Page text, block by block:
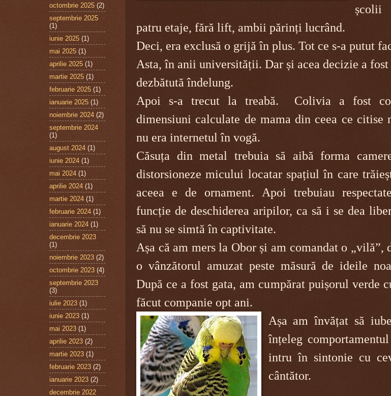
școlii
patru etaje, fără lift, ambii părinți lucrând.
Deci, era exclusă o grijă în plus. Tot ce s-a putut
Asta, în anii universității. Dar și acea decizie a fost
dezbătută îndelung.
Apoi s-a trecut la treabă. Colivia a fost
dimensiuni calculate de mama din ceea ce citise
nu era internetul în vogă.
Căsuța din metal trebuia să aibă forma
distorsioneze micului locatar spațiul în care
aceea e de ornament. Apoi trebuiau
funcție de deschiderea aripilor, ca să i se dea
să nu se simtă în captivitate.
Așa că am mers la Obor și am comandat o „vilă”,
o vânzătorul amuzat peste măsură de ideile
După ce a fost gata, am cumpărat puișorul verde
făcut companie opt ani.
Așa am învățat să
înțeleg
intru în sintonie cu
cântător.
octombrie 2025 (2)
septembrie 2025
(1)
iunie 2025 (1)
mai 2025 (1)
aprilie 2025 (1)
martie 2025 (1)
februarie 2025 (1)
ianuarie 2025 (1)
noiembrie 2024 (2)
septembrie 2024
(1)
august 2024 (1)
iunie 2024 (1)
mai 2024 (1)
aprilie 2024 (1)
martie 2024 (1)
februarie 2024 (1)
ianuarie 2024 (1)
decembrie 2023
(1)
noiembrie 2023 (2)
octombrie 2023 (4)
septembrie 2023
(3)
iulie 2023 (1)
iunie 2023 (1)
mai 2023 (1)
aprilie 2023 (2)
martie 2023 (1)
februarie 2023 (2)
ianuarie 2023 (2)
decembrie 2022